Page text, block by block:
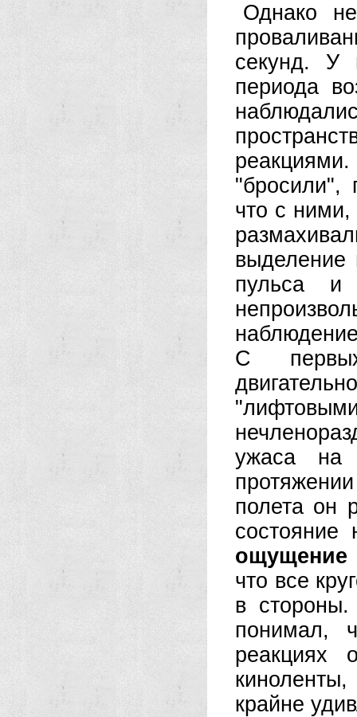
Однако
секунд. У
периода
"бросили",
что с ними,
выделение
пульса и
С
ужаса
полета он
состояние
ощущение
что все
в
понимал,
реакциях
крайне